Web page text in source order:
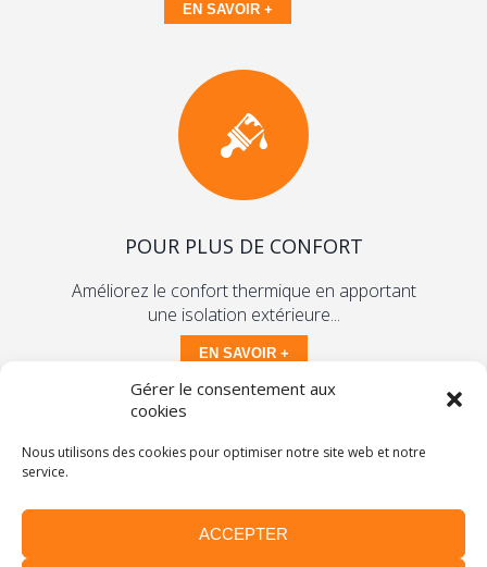
Gérer le consentement aux
cookies
Nous utilisons des cookies pour optimiser notre site web et notre
service.
ACCEPTER
EN SAVOIR +
POUR PLUS DE CONFORT
Améliorez le confort thermique en apportant
une isolation extérieure...
EN SAVOIR +
vous souhaitez en faire...
Nous vous écoutons et vous conseillons pour
répondre au mieux à vos attentes.